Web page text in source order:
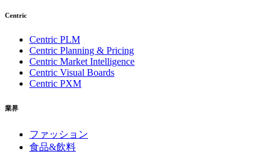
Centric
Centric PLM
Centric Planning & Pricing
Centric Market Intelligence
Centric Visual Boards
Centric PXM
業界
ファッション
食品&飲料